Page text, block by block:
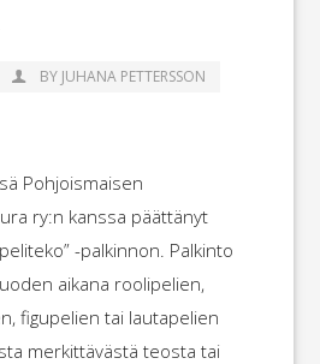
BY JUHANA PETTERSSON
Pohjoismaisen
ry:n kanssa päättänyt
-palkinnon. Palkinto
aikana roolipelien,
figupelien tai lautapelien
merkittävästä teosta tai